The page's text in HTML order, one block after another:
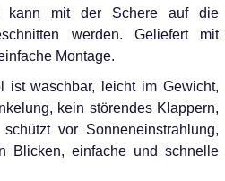
kann mit der Schere auf die
werden. Geliefert mit
Montage.
ist waschbar, leicht im Gewicht,
kein störendes Klappern,
vor Sonneneinstrahlung,
Blicken, einfache und schnelle